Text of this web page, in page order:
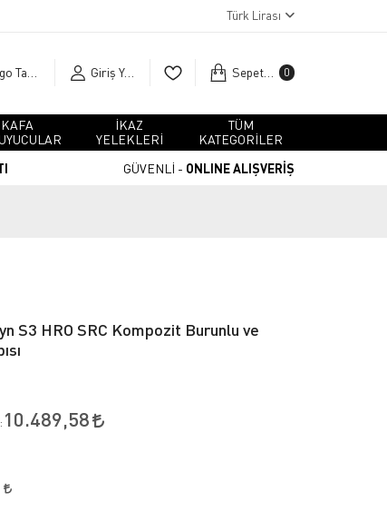
Türk Lirası
Giriş Yap Sepetim 0
KAFA
İKAZ
YELEKLERİ
TÜM
KATEGORİLER
GÜVENLİ - ONLINE ALIŞVERİŞ
S3 HRO SRC Kompozit Burunlu ve
10.489,58